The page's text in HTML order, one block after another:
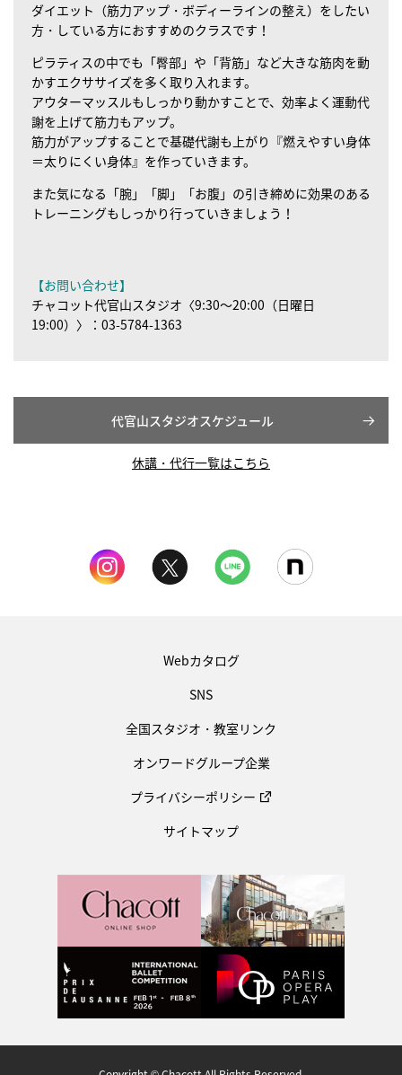
ダイエット（筋力アップ・ボディーラインの整え）をしたい
方・している方におすすめのクラスです！
ピラティスの中でも「臀部」や「背筋」など大きな筋肉を動
かすエクササイズを多く取り入れます。
アウターマッスルもしっかり動かすことで、効率よく運動代
謝を上げて筋力もアップ。
筋力がアップすることで基礎代謝も上がり『燃えやすい身体
＝太りにくい身体』を作っていきます。
また気になる「腕」「脚」「お腹」の引き締めに効果のある
トレーニングもしっかり行っていきましょう！
【お問い合わせ】
チャコット代官山スタジオ〈9:30～20:00（日曜日
19:00）〉：03-5784-1363
代官山スタジオスケジュール
休講・代行一覧はこちら
Webカタログ
SNS
全国スタジオ・教室リンク
オンワードグループ企業
プライバシーポリシー
サイトマップ